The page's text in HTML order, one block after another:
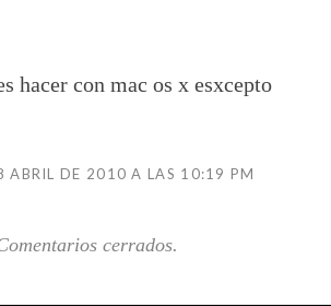
hacer con mac os x esxcepto
ABRIL DE 2010 A LAS 10:19 PM
cerrados.